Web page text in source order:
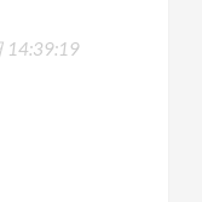
14:39:19